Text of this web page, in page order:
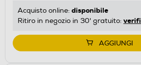
energetico
di
Acquisto online: disponibile
Ritiro in negozio in 30' gratuito:
AGGIUNGI